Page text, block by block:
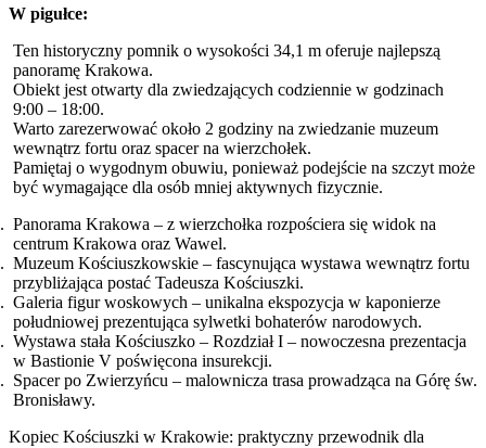
W pigułce:
Ten historyczny pomnik o wysokości 34,1 m oferuje najlepszą
panoramę Krakowa.
Obiekt jest otwarty dla zwiedzających codziennie w godzinach
9:00 – 18:00.
Warto zarezerwować około 2 godziny na zwiedzanie muzeum
wewnątrz fortu oraz spacer na wierzchołek.
Pamiętaj o wygodnym obuwiu, ponieważ podejście na szczyt może
być wymagające dla osób mniej aktywnych fizycznie.
Panorama Krakowa – z wierzchołka rozpościera się widok na
centrum Krakowa oraz Wawel.
Muzeum Kościuszkowskie – fascynująca wystawa wewnątrz fortu
przybliżająca postać Tadeusza Kościuszki.
Galeria figur woskowych – unikalna ekspozycja w kaponierze
południowej prezentująca sylwetki bohaterów narodowych.
Wystawa stała Kościuszko – Rozdział I – nowoczesna prezentacja
w Bastionie V poświęcona insurekcji.
Spacer po Zwierzyńcu – malownicza trasa prowadząca na Górę św.
Bronisławy.
Kopiec Kościuszki w Krakowie: praktyczny przewodnik dla